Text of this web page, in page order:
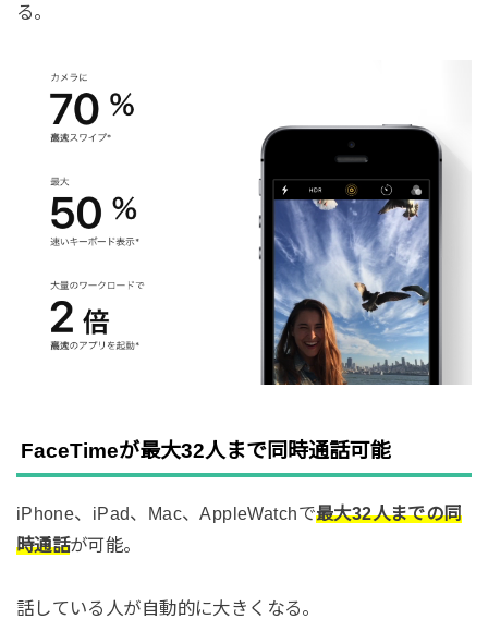
る。
FaceTimeが最大32人まで同時通話可能
iPhone、iPad、Mac、AppleWatchで最大32人までの同
時通話が可能。
話している人が自動的に大きくなる。